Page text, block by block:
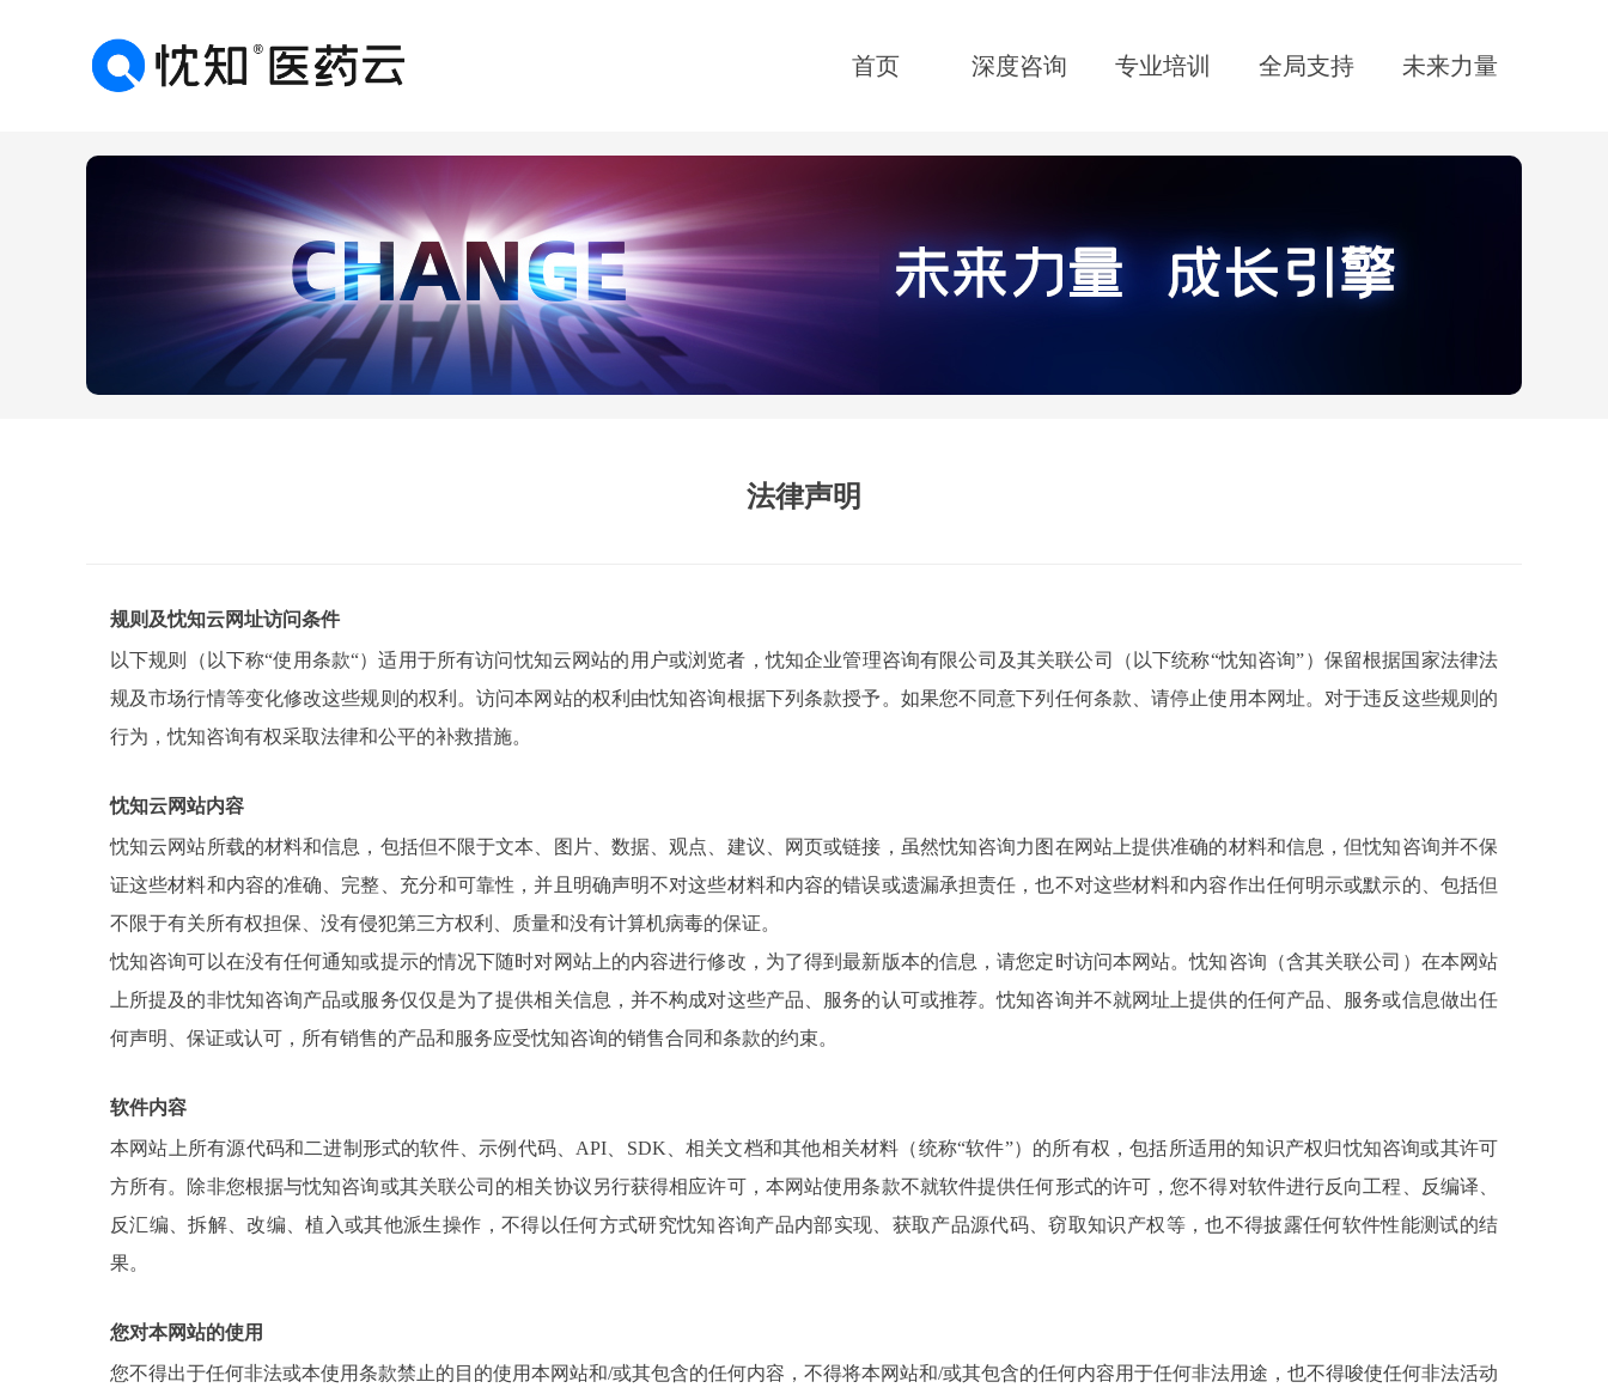
首页 深度咨询 专业培训 全局支持 未来力量
法律声明
规则及忱知云网址访问条件
以下规则（以下称“使用条款“）适用于所有访问忱知云网站的用户或浏览者，忱知企业管理咨询有限公司及其关联公司（以下统称“忱知咨询”）保留根据国家法律法
规及市场行情等变化修改这些规则的权利。访问本网站的权利由忱知咨询根据下列条款授予。如果您不同意下列任何条款、请停止使用本网址。对于违反这些规则的
行为，忱知咨询有权采取法律和公平的补救措施。
忱知云网站内容
忱知云网站所载的材料和信息，包括但不限于文本、图片、数据、观点、建议、网页或链接，虽然忱知咨询力图在网站上提供准确的材料和信息，但忱知咨询并不保
证这些材料和内容的准确、完整、充分和可靠性，并且明确声明不对这些材料和内容的错误或遗漏承担责任，也不对这些材料和内容作出任何明示或默示的、包括但
不限于有关所有权担保、没有侵犯第三方权利、质量和没有计算机病毒的保证。
忱知咨询可以在没有任何通知或提示的情况下随时对网站上的内容进行修改，为了得到最新版本的信息，请您定时访问本网站。忱知咨询（含其关联公司）在本网站
上所提及的非忱知咨询产品或服务仅仅是为了提供相关信息，并不构成对这些产品、服务的认可或推荐。忱知咨询并不就网址上提供的任何产品、服务或信息做出任
何声明、保证或认可，所有销售的产品和服务应受忱知咨询的销售合同和条款的约束。
软件内容
本网站上所有源代码和二进制形式的软件、示例代码、API、SDK、相关文档和其他相关材料（统称“软件”）的所有权，包括所适用的知识产权归忱知咨询或其许可
方所有。除非您根据与忱知咨询或其关联公司的相关协议另行获得相应许可，本网站使用条款不就软件提供任何形式的许可，您不得对软件进行反向工程、反编译、
反汇编、拆解、改编、植入或其他派生操作，不得以任何方式研究忱知咨询产品内部实现、获取产品源代码、窃取知识产权等，也不得披露任何软件性能测试的结
果。
您对本网站的使用
您不得出于任何非法或本使用条款禁止的目的使用本网站和/或其包含的任何内容，不得将本网站和/或其包含的任何内容用于任何非法用途，也不得唆使任何非法活动